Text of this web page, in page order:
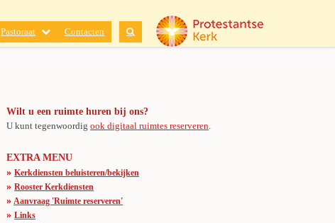
Pastoraat Contacten
Wilt u een ruimte huren bij ons?
U kunt tegenwoordigook digitaal ruimtes reserveren.
EXTRA MENU
» Kerkdiensten beluisteren/bekijken
» Rooster Kerkdiensten
» Aanvraag 'Ruimte reserveren'
» Links